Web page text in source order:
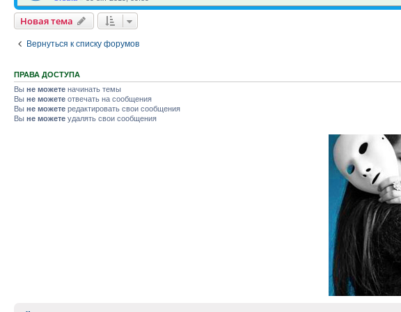
Новая тема
Вернуться к списку форумов
ПРАВА ДОСТУПА
Вы не можете начинать темы
Вы не можете отвечать на сообщения
Вы не можете редактировать свои сообщения
Вы не можете удалять свои сообщения